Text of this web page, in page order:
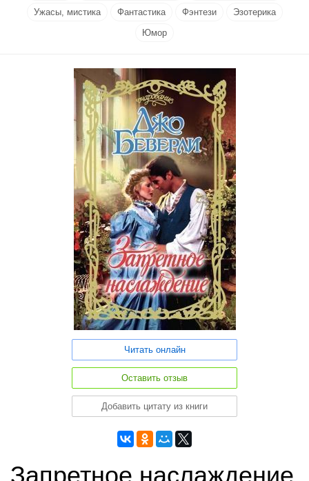
Ужасы, мистика
Фантастика Фэнтези
Эзотерика
Юмор
Читать онлайн
Оставить отзыв
Добавить цитату из книги
Запретное наслаждение